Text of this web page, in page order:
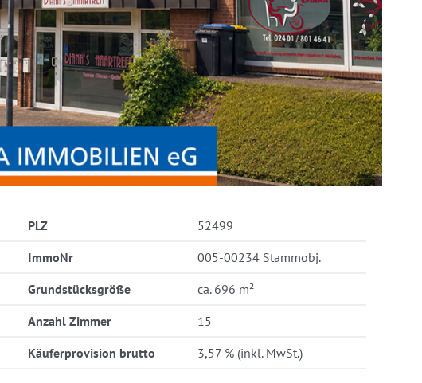
PLZ
52499
ImmoNr
005-00234 Stammobj.
Grundstücksgröße
ca. 696 m²
Anzahl Zimmer
15
Käuferprovision brutto 3,57 % (inkl. MwSt.)